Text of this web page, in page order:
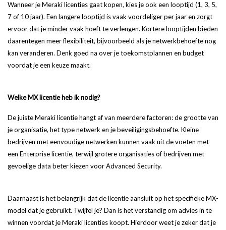
Wanneer je Meraki licenties gaat kopen, kies je ook een looptijd (1, 3, 5,
7 of 10 jaar). Een langere looptijd is vaak voordeliger per jaar en zorgt
ervoor dat je minder vaak hoeft te verlengen. Kortere looptijden bieden
daarentegen meer flexibiliteit, bijvoorbeeld als je netwerkbehoefte nog
kan veranderen. Denk goed na over je toekomstplannen en budget
voordat je een keuze maakt.
Welke MX licentie heb ik nodig?
De juiste Meraki licentie hangt af van meerdere factoren: de grootte van
je organisatie, het type netwerk en je beveiligingsbehoefte. Kleine
bedrijven met eenvoudige netwerken kunnen vaak uit de voeten met
een Enterprise licentie, terwijl grotere organisaties of bedrijven met
gevoelige data beter kiezen voor Advanced Security.
Daarnaast is het belangrijk dat de licentie aansluit op het specifieke MX-
model dat je gebruikt. Twijfel je? Dan is het verstandig om advies in te
winnen voordat je Meraki licenties koopt. Hierdoor weet je zeker dat je